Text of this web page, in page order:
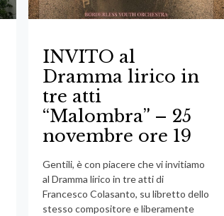
INVITO al
Dramma lirico in
tre atti
“Malombra” – 25
novembre ore 19
Gentili, è con piacere che vi invitiamo
al Dramma lirico in tre atti di
Francesco Colasanto, su libretto dello
stesso compositore e liberamente